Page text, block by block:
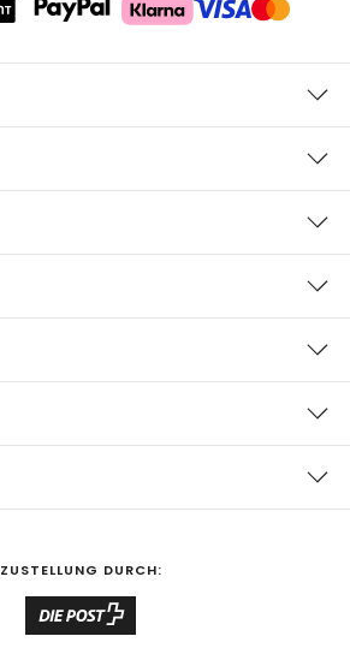
ZUSTELLUNG DURCH: